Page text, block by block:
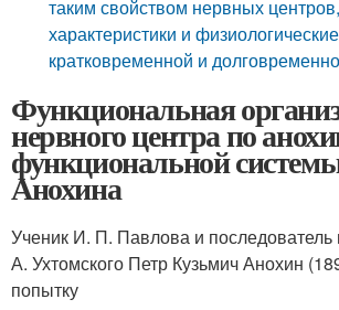
таким свойством нервных
характеристики и
кратковременной и
Функциональная
нервного центра по
функциональной
Анохина
Ученик И. П. Павлова и
А. Ухтомского Петр Кузьмич Анохин
попытку